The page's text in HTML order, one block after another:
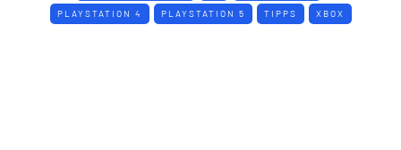
PLAYSTATION 4 PLAYSTATION 5 TIPPS XBOX